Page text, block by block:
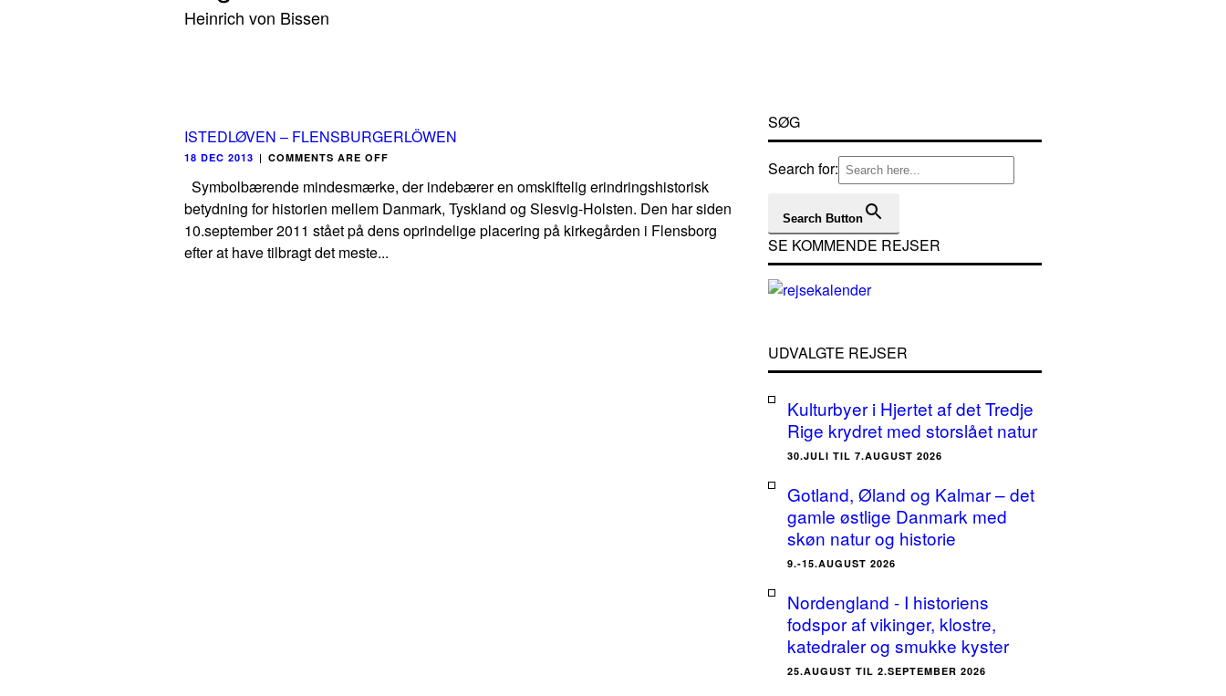
Heinrich von Bissen
ISTEDLØVEN – FLENSBURGERLÖWEN
18 DEC 2013 | COMMENTS ARE OFF
Symbolbærende mindesmærke, der indebærer en omskiftelig erindringshistorisk
betydning for historien mellem Danmark, Tyskland og Slesvig-Holsten. Den har siden
10.september 2011 stået på dens oprindelige placering på kirkegården i Flensborg
efter at have tilbragt det meste...
SØG
Search for:
Search Button
SE KOMMENDE REJSER
UDVALGTE REJSER
Kulturbyer i Hjertet af det Tredje
Rige krydret med storslået natur
30.JULI TIL 7.AUGUST 2026
Gotland, Øland og Kalmar – det
gamle østlige Danmark med
skøn natur og historie
9.-15.AUGUST 2026
Nordengland - I historiens
fodspor af vikinger, klostre,
katedraler og smukke kyster
25.AUGUST TIL 2.SEPTEMBER 2026